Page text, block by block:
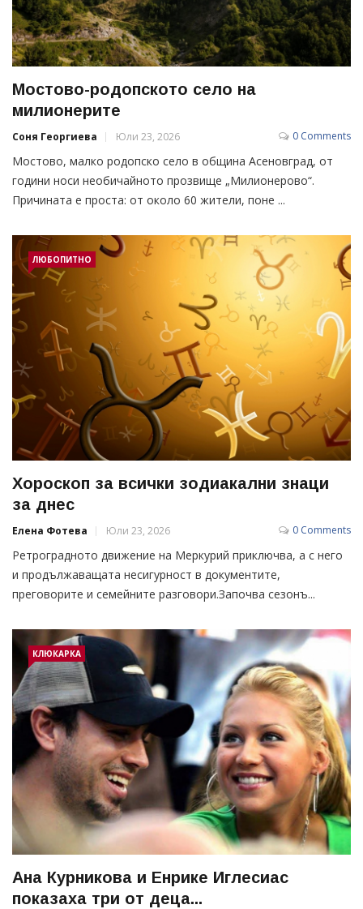
Мостово-родопското село на
милионерите
Соня Георгиева Юли 23, 2026 0 Comments
Мостово, малко родопско село в община Асеновград, от
години носи необичайното прозвище „Милионерово“.
Причината е проста: от около 60 жители, поне ...
ЛЮБОПИТНО
Хороскоп за всички зодиакални знаци
за днес
Елена Фотева Юли 23, 2026 0 Comments
Ретроградното движение на Меркурий приключва, а с него
и продължаващата несигурност в документите,
преговорите и семейните разговори.Започва сезонъ...
КЛЮКАРКА
Ана Курникова и Енрике Иглесиас
показаха три от деца...